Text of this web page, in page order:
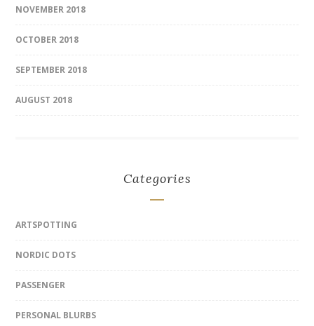
NOVEMBER 2018
OCTOBER 2018
SEPTEMBER 2018
AUGUST 2018
Categories
ARTSPOTTING
NORDIC DOTS
PASSENGER
PERSONAL BLURBS